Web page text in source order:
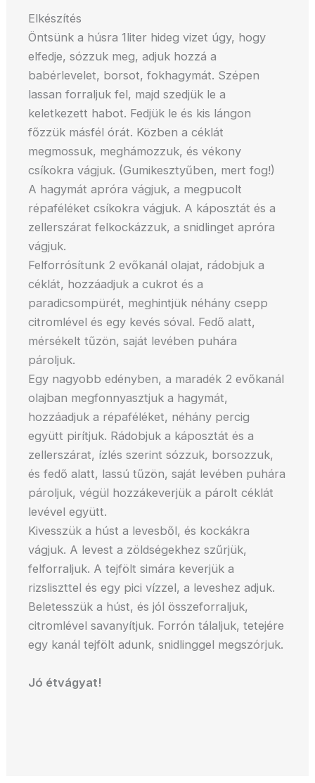
Elkészítés
Öntsünk a húsra 1liter hideg vizet úgy, hogy
elfedje, sózzuk meg, adjuk hozzá a
babérlevelet, borsot, fokhagymát. Szépen
lassan forraljuk fel, majd szedjük le a
keletkezett habot. Fedjük le és kis lángon
főzzük másfél órát. Közben a céklát
megmossuk, meghámozzuk, és vékony
csíkokra vágjuk. (Gumikesztyűben, mert fog!)
A hagymát apróra vágjuk, a megpucolt
répaféléket csíkokra vágjuk. A káposztát és a
zellerszárat felkockázzuk, a snidlinget apróra
vágjuk.
Felforrósítunk 2 evőkanál olajat, rádobjuk a
céklát, hozzáadjuk a cukrot és a
paradicsompürét, meghintjük néhány csepp
citromlével és egy kevés sóval. Fedő alatt,
mérsékelt tűzön, saját levében puhára
pároljuk.
Egy nagyobb edényben, a maradék 2 evőkanál
olajban megfonnyasztjuk a hagymát,
hozzáadjuk a répaféléket, néhány percig
együtt pirítjuk. Rádobjuk a káposztát és a
zellerszárat, ízlés szerint sózzuk, borsozzuk,
és fedő alatt, lassú tűzön, saját levében puhára
pároljuk, végül hozzákeverjük a párolt céklát
levével együtt.
Kivesszük a húst a levesből, és kockákra
vágjuk. A levest a zöldségekhez szűrjük,
felforraljuk. A tejfölt simára keverjük a
rizsliszttel és egy pici vízzel, a leveshez adjuk.
Beletesszük a húst, és jól összeforraljuk,
citromlével savanyítjuk. Forrón tálaljuk, tetejére
egy kanál tejfölt adunk, snidlinggel megszórjuk.
Jó étvágyat!